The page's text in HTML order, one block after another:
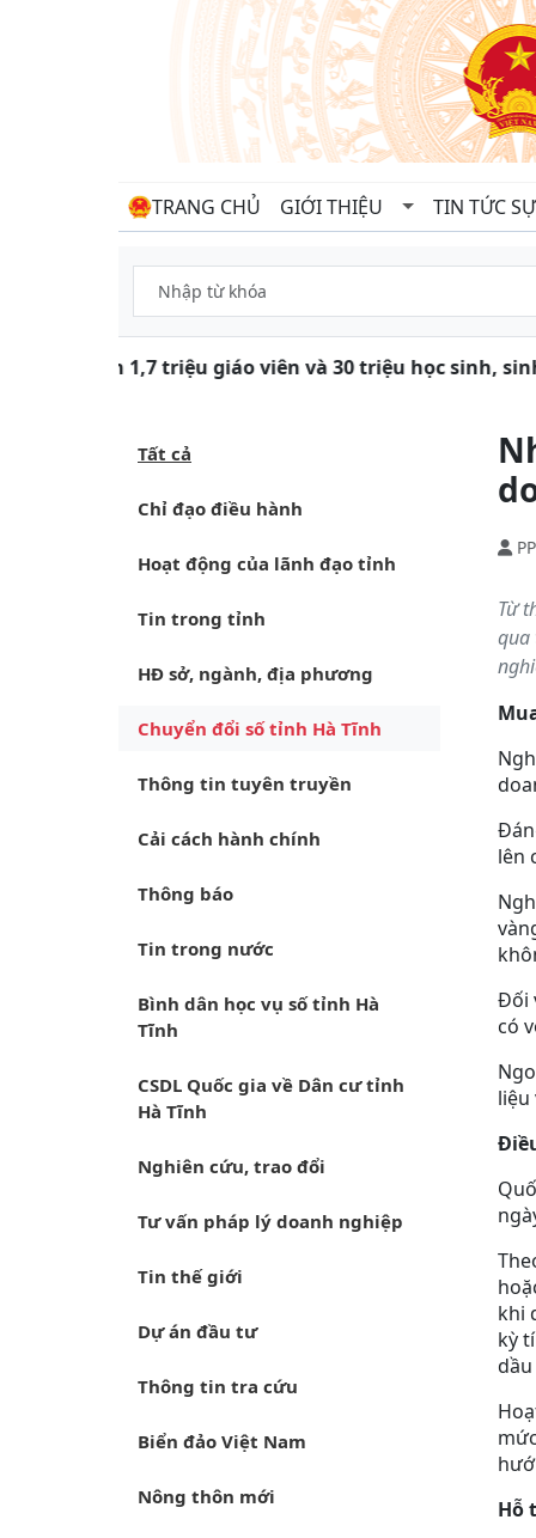
TRANG CHỦ GIỚI THIỆU TIN TỨC
Gần 1,7 triệu giáo viên và 30 triệu học sinh,
Tất cả
Chỉ đạo điều hành
Hoạt động của lãnh đạo tỉnh
Tin trong tỉnh
HĐ sở, ngành, địa phương
Chuyển đổi số tỉnh Hà Tĩnh
Thông tin tuyên truyền
Cải cách hành chính
Thông báo
Tin trong nước
Bình dân học vụ số tỉnh Hà
Tĩnh
CSDL Quốc gia về Dân cư tỉnh
Hà Tĩnh
Nghiên cứu, trao đổi
Tư vấn pháp lý doanh nghiệp
Tin thế giới
Dự án đầu tư
Thông tin tra cứu
Biển đảo Việt Nam
Nông thôn mới
PP
Từ
qua
lên
Đối
có
liệu
khi
kỳ
Hỗ